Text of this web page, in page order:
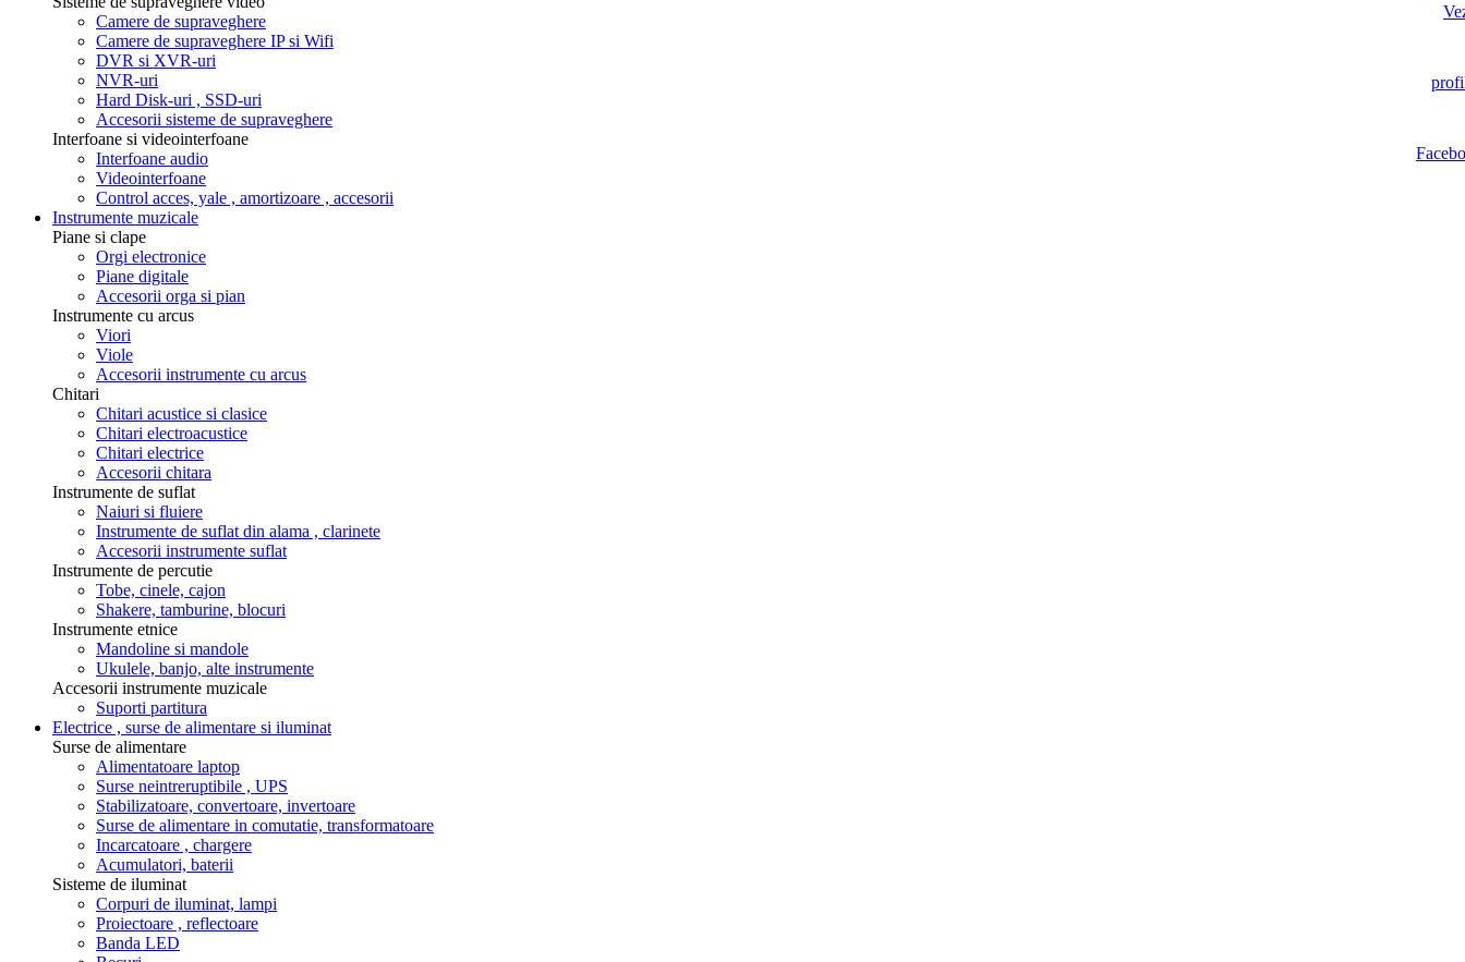
Camere de supraveghere
Camere de supraveghere IP si Wifi
DVR si XVR-uri
NVR-uri
Hard Disk-uri , SSD-uri
Accesorii sisteme de supraveghere
Interfoane si videointerfoane
Interfoane audio
Videointerfoane
Control acces, yale , amortizoare , accesorii
Instrumente muzicale
Piane si clape
Orgi electronice
Piane digitale
Accesorii orga si pian
Instrumente cu arcus
Viori
Viole
Accesorii instrumente cu arcus
Chitari
Chitari acustice si clasice
Chitari electroacustice
Chitari electrice
Accesorii chitara
Instrumente de suflat
Naiuri si fluiere
Instrumente de suflat din alama , clarinete
Accesorii instrumente suflat
Instrumente de percutie
Tobe, cinele, cajon
Shakere, tamburine, blocuri
Instrumente etnice
Mandoline si mandole
Ukulele, banjo, alte instrumente
Accesorii instrumente muzicale
Suporti partitura
Electrice , surse de alimentare si iluminat
Surse de alimentare
Alimentatoare laptop
Surse neintreruptibile , UPS
Stabilizatoare, convertoare, invertoare
Surse de alimentare in comutatie, transformatoare
Incarcatoare , chargere
Acumulatori, baterii
Sisteme de iluminat
Corpuri de iluminat, lampi
Proiectoare , reflectoare
Banda LED